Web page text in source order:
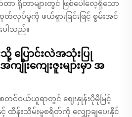
ာ ရိုတာများတွင် ဖြစ်ပေါ်လေ့ရှိသော
လုပ်မှုကို ဖယ်ရှားခြင်းဖြင့် စွမ်းအင်
ပါသည်။
သို့ ပြောင်းလဲအသုံးပြု
ကျိုးကျေးဇူးများမှာ အ
စတင်ဝယ်ယူရာတွင် ဈေးနှုန်းပိုမိုမြင့်
ထိန်းသိမ်းမှုစရိတ်ကို လျှော့ချပေးနိုင်